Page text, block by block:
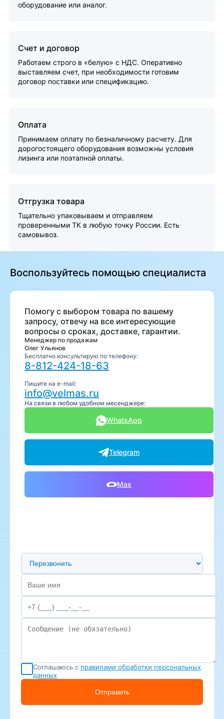
оборудование или аналог.
Счет и договор
Работаем строго в «белую» с НДС. Оперативно
выставляем счет, при необходимости готовим
договор поставки или спецификацию.
Оплата
Принимаем оплату по безналичному расчету. Для
дорогостоящего оборудования возможны условия
лизинга или поэтапной оплаты.
Отгрузка товара
Тщательно упаковываем и отправляем
проверенными ТК в любую точку России. Есть
самовывоз.
Воспользуйтесь помощью специалиста
Помогу с выбором товара по вашему
запросу, отвечу на все интересующие
вопросы о сроках, доставке, гарантии.
Менеджер по продажам
Олег Ульянов
Бесплатно консультирую по телефону:
8-812-424-18-63
Пишите на e-mail:
info@velmas.ru
На связи в любом удобном месенджере:
WhatsApp
Telegram
Max
Предпочтительный способ связи
Соглашаюсь с правилами обработки персональных
данных
Отправить